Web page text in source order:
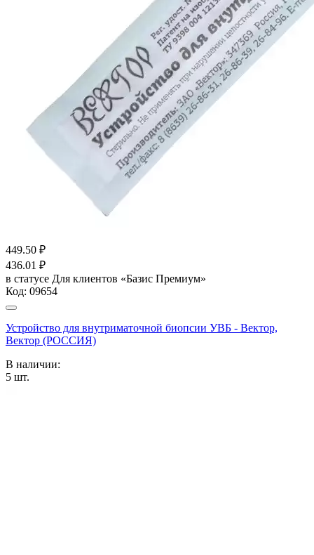
449.50 ₽
436.01 ₽
в статусе Для клиентов «Базис Премиум»
Код: 09654
Устройство для внутриматочной биопсии УВБ - Вектор,
Вектор (РОССИЯ)
В наличии:
5 шт.